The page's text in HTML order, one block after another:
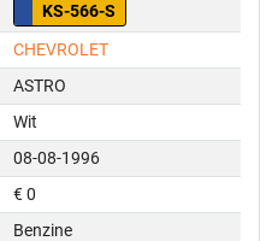
KS-566-S
CHEVROLET
ASTRO
Wit
08-08-1996
€ 0
Benzine